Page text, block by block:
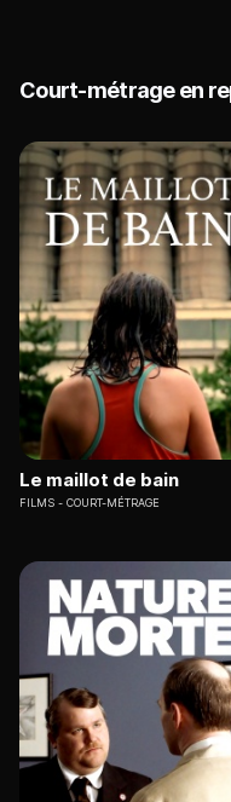
Court-métrage en
Le maillot de bain
FILMS COURT-MÉTRAGE